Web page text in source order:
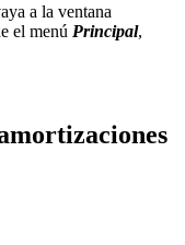
a la ventana
el menú Principal,